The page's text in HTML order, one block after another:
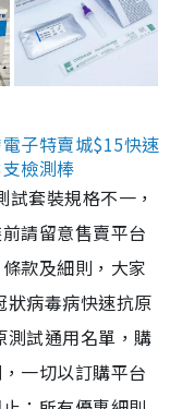
子特賣城$15快速
檢測棒
套裝規格不一，
請留意售賣平台
款及細則，大家
狀病毒病快速抗原
試通用名單，購
一切以訂購平台